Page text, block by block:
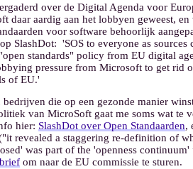
over de Digital Agenda voor
daar aardig aan het lobbyen geweest,
voor software behoorlijk
SlashDot: 'SOS to everyone as sources
standards" policy from EU digital
pressure from Microsoft to get rid
of EU.'
die op een gezonde manier
van MicroSoft gaat me soms wat te
hier: SlashDot over Open Standaarden,
revealed a staggering re-definition of
was part of the 'openness continuum'
om naar de EU commissie te sturen.